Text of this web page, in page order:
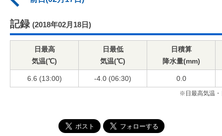
記録 (2018年02月18日)
日最高
気温(℃)
日最低
気温(℃)
日積算
降水量(mm)
6.6 (13:00) -4.0 (06:30) 0.0
※日最高気温・